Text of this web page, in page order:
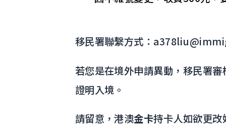
移民署聯繫方式：
若您是在境外申請異動，移民署
證明入境。
請留意，港澳金卡持卡人如欲更